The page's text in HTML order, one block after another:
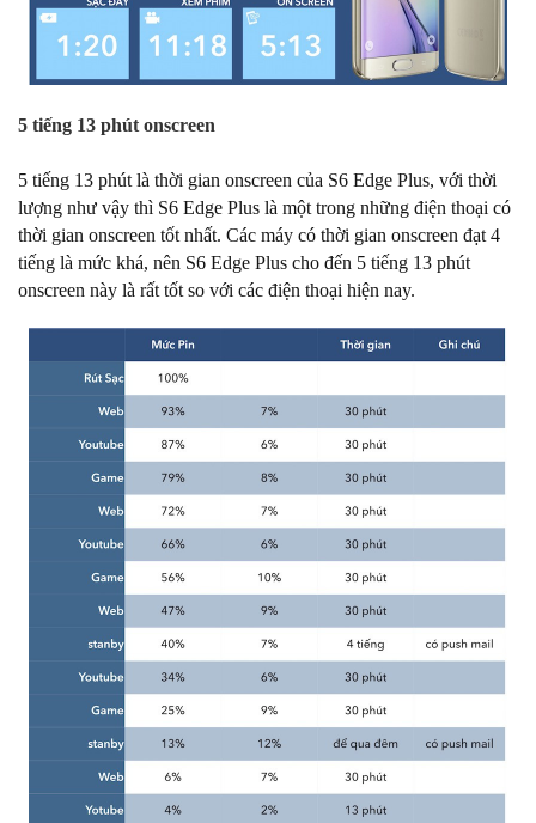
5 tiếng 13 phút onscreen
5 tiếng 13 phút là thời gian onscreen của S6 Edge Plus, với thời
lượng như vậy thì S6 Edge Plus là một trong những điện thoại có
thời gian onscreen tốt nhất. Các máy có thời gian onscreen đạt 4
tiếng là mức khá, nên S6 Edge Plus cho đến 5 tiếng 13 phút
onscreen này là rất tốt so với các điện thoại hiện nay.